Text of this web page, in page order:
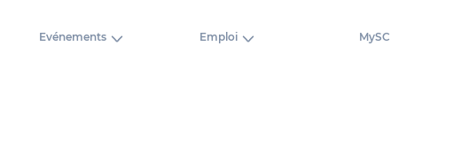
Evénements Emploi MySC